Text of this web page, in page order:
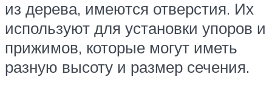
из дерева, имеются отверстия. Их
используют для установки упоров и
прижимов, которые могут иметь
разную высоту и размер сечения.